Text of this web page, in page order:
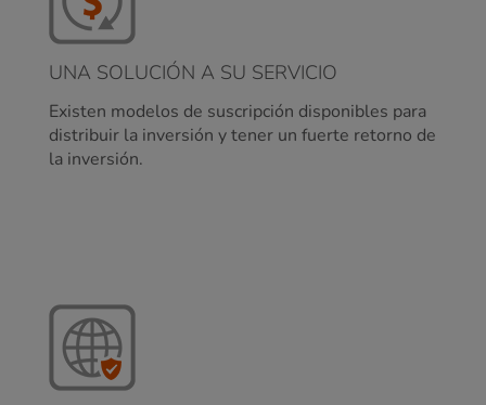
UNA SOLUCIÓN A SU SERVICIO
Existen modelos de suscripción disponibles para
distribuir la inversión y tener un fuerte retorno de
la inversión.